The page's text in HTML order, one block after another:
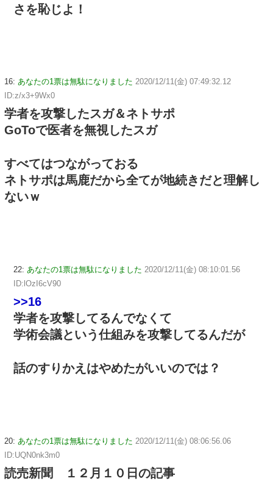
さを恥じよ！
16: あなたの1票は無駄になりました 2020/12/11(金) 07:49:32.12
ID:z/x3+9Wx0
学者を攻撃したスガ＆ネトサポ
GoToで医者を無視したスガ
すべてはつながっておる
ネトサポは馬鹿だから全てが地続きだと理解し
ないｗ
22: あなたの1票は無駄になりました 2020/12/11(金) 08:10:01.56
ID:lOzI6cV90
>>16
学者を攻撃してるんでなくて
学術会議という仕組みを攻撃してるんだが
話のすりかえはやめたがいいのでは？
20: あなたの1票は無駄になりました 2020/12/11(金) 08:06:56.06
ID:UQN0nk3m0
読売新聞 １２月１０日の記事